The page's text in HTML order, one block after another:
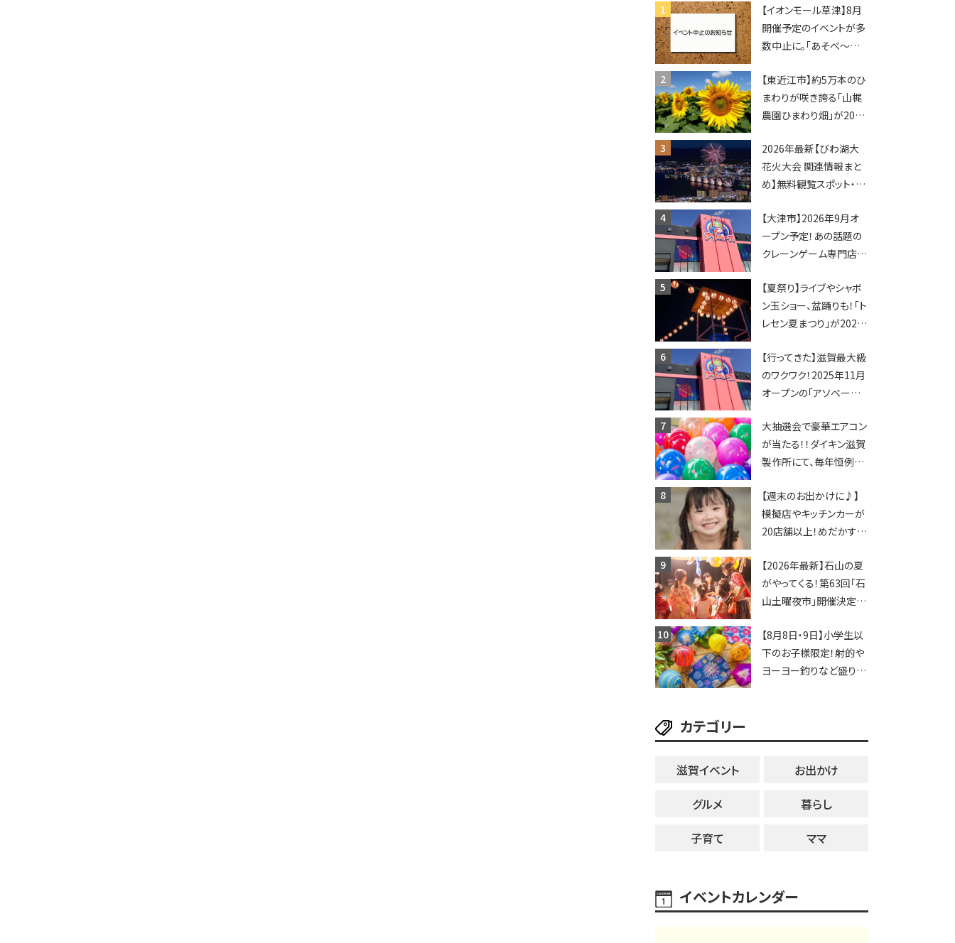
【イオンモール草津】8月
開催予定のイベントが多
数中止に。「あそべ〜る
ショーなど
【東近江市】約5万本のひ
まわりが咲き誇る「山梶
農園ひまわり畑」が2026
ポットやキッチンカーも
登場！何度も入園できる
フリーパスも販売★
2026年最新【びわ湖大
花火大会 関連情報まと
め】無料観覧スポット・同
ップ・交通規制に近隣施
設の駐車場情報なども
要チェック★
【大津市】2026年9月オ
ープン予定！あの話題の
クレーンゲーム専門店
ってくる！豊郷店に続く滋
賀2店舗目★
【夏祭り】ライブやシャボ
ン玉ショー、盆踊りも！「ト
レセン夏まつり」が2026
【行ってきた】滋賀最大級
のワクワク！2025年11月
オープンの「アソベース
レーンゲームで青果や日
用品までゲットできる新
スポット！
大抽選会で豪華エアコン
が当たる！！ダイキン滋賀
製作所にて、毎年恒例
日】
【週末のお出かけに♪】
模擬店やキッチンカーが
20店舗以上！めだかすく
ソングライターによるライ
ブなど。【和邇ふれあい夏
祭り】
【2026年最新】石山の夏
がやってくる！第63回「石
山土曜夜市」開催決定！
ージが勢揃い【7月18日・
25日・8月1日】大津市
【8月8日・9日】小学生以
下のお子様限定！射的や
ヨーヨー釣りなど盛りだ
カテゴリー
滋賀イベント
お出かけ
グルメ
暮らし
子育て
ママ
イベントカレンダー